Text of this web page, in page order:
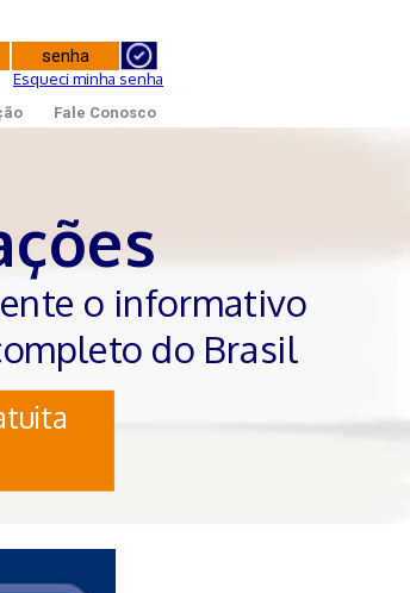
Esqueci minha senha
Fale Conosco
o informativo
do Brasil